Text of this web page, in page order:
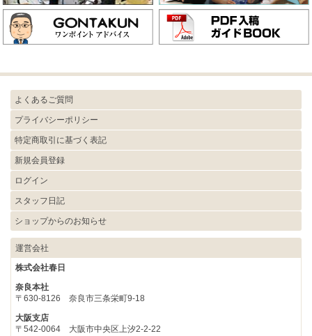
よくあるご質問
プライバシーポリシー
特定商取引に基づく表記
新規会員登録
ログイン
スタッフ日記
ショップからのお知らせ
運営会社
株式会社春日
奈良本社
〒630-8126 奈良市三条栄町9-18
大阪支店
〒542-0064 大阪市中央区上汐2-2-22